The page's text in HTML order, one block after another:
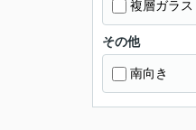
複層ガラス
その他
南向き